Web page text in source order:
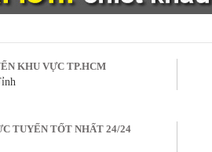
KHU VỰC TP.HCM
TUYẾN TỐT NHẤT 24/24